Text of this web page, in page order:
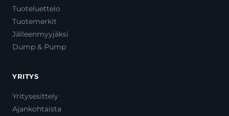
Tuoteluettelo
Tuotemerkit
Jälleenmyyjäksi
Dump & Pump
YRITYS
Yritysesittely
Ajankohtaista